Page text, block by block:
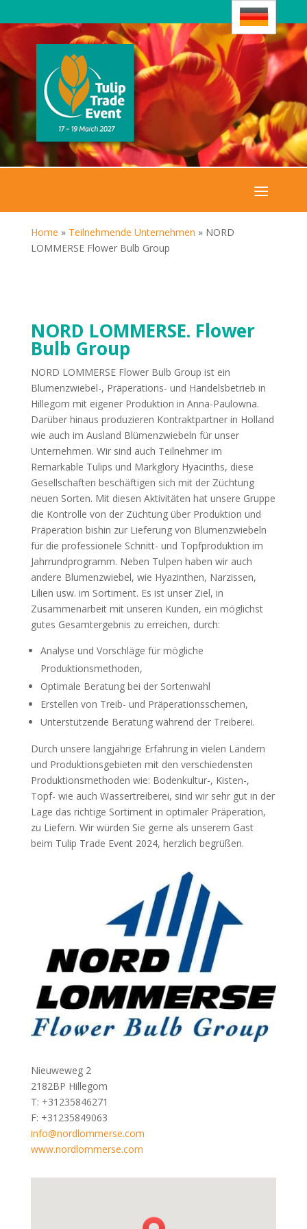
Home » Teilnehmende Unternehmen » NORD
LOMMERSE Flower Bulb Group
NORD LOMMERSE. Flower
Bulb Group
NORD LOMMERSE Flower Bulb Group ist ein
Blumenzwiebel-, Präperations- und Handelsbetrieb in
Hillegom mit eigener Produktion in Anna-Paulowna.
Darüber hinaus produzieren Kontraktpartner in Holland
wie auch im Ausland Blümenzwiebeln für unser
Unternehmen. Wir sind auch Teilnehmer im
Remarkable Tulips und Markglory Hyacinths, diese
Gesellschaften beschäftigen sich mit der Züchtung
neuen Sorten. Mit diesen Aktivitäten hat unsere Gruppe
die Kontrolle von der Züchtung über Produktion und
Präperation bishin zur Lieferung von Blumenzwiebeln
für die professionele Schnitt- und Topfproduktion im
Jahrrundprogramm. Neben Tulpen haben wir auch
andere Blumenzwiebel, wie Hyazinthen, Narzissen,
Lilien usw. im Sortiment. Es ist unser Ziel, in
Zusammenarbeit mit unseren Kunden, ein möglichst
gutes Gesamtergebnis zu erreichen, durch:
Analyse und Vorschläge für mögliche
Produktionsmethoden,
Optimale Beratung bei der Sortenwahl
Erstellen von Treib- und Präperationsschemen,
Unterstützende Beratung während der Treiberei.
Durch unsere langjährige Erfahrung in vielen Ländern
und Produktionsgebieten mit den verschiedensten
Produktionsmethoden wie: Bodenkultur-, Kisten-,
Topf- wie auch Wassertreiberei, sind wir sehr gut in der
Lage das richtige Sortiment in optimaler Präperation,
zu Liefern. Wir würden Sie gerne als unserem Gast
beim Tulip Trade Event 2024, herzlich begrüßen.
Nieuweweg 2
2182BP Hillegom
T: +31235846271
F: +31235849063
info@nordlommerse.com
www.nordlommerse.com